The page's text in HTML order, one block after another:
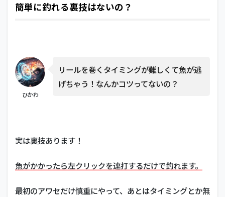
簡単に釣れる裏技はないの？
ひかわ
リールを巻くタイミングが難しくて魚が逃
げちゃう！なんかコツってないの？
実は裏技あります！
魚がかかったら左クリックを連打するだけで釣れます。
最初のアワセだけ慎重にやって、あとはタイミングとか無